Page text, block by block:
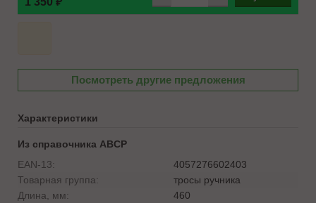
Посмотреть другие предложения
Характеристики
Из справочника ABCP
EAN-13:
4057276602403
Товарная группа:
тросы ручника
Длина, мм:
460